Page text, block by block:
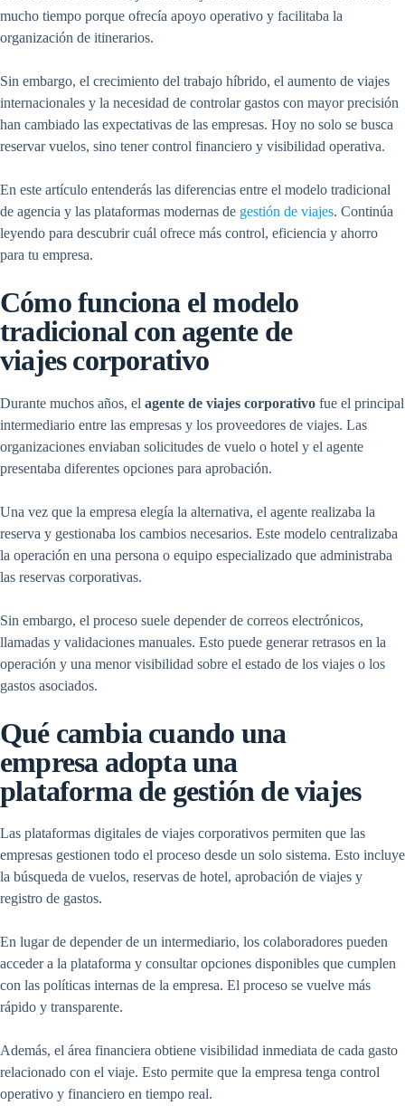
mucho tiempo porque ofrecía apoyo operativo y facilitaba la
organización de itinerarios.
Sin embargo, el crecimiento del trabajo híbrido, el aumento de viajes
internacionales y la necesidad de controlar gastos con mayor precisión
han cambiado las expectativas de las empresas. Hoy no solo se busca
reservar vuelos, sino tener control financiero y visibilidad operativa.
En este artículo entenderás las diferencias entre el modelo tradicional
de agencia y las plataformas modernas de gestión de viajes. Continúa
leyendo para descubrir cuál ofrece más control, eficiencia y ahorro
para tu empresa.
Cómo funciona el modelo
tradicional con agente de
viajes corporativo
Durante muchos años, el agente de viajes corporativo fue el principal
intermediario entre las empresas y los proveedores de viajes. Las
organizaciones enviaban solicitudes de vuelo o hotel y el agente
presentaba diferentes opciones para aprobación.
Una vez que la empresa elegía la alternativa, el agente realizaba la
reserva y gestionaba los cambios necesarios. Este modelo centralizaba
la operación en una persona o equipo especializado que administraba
las reservas corporativas.
Sin embargo, el proceso suele depender de correos electrónicos,
llamadas y validaciones manuales. Esto puede generar retrasos en la
operación y una menor visibilidad sobre el estado de los viajes o los
gastos asociados.
Qué cambia cuando una
empresa adopta una
plataforma de gestión de viajes
Las plataformas digitales de viajes corporativos permiten que las
empresas gestionen todo el proceso desde un solo sistema. Esto incluye
la búsqueda de vuelos, reservas de hotel, aprobación de viajes y
registro de gastos.
En lugar de depender de un intermediario, los colaboradores pueden
acceder a la plataforma y consultar opciones disponibles que cumplen
con las políticas internas de la empresa. El proceso se vuelve más
rápido y transparente.
Además, el área financiera obtiene visibilidad inmediata de cada gasto
relacionado con el viaje. Esto permite que la empresa tenga control
operativo y financiero en tiempo real.